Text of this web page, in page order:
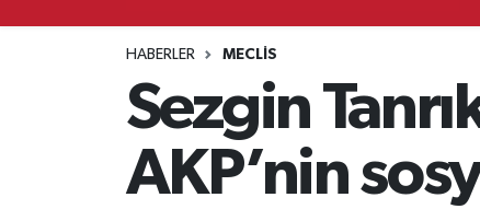
HABERLER MECLIS
Sezgin
AKP’nin
Haber Arşivi